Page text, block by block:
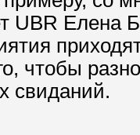
UBR Елена
чтобы
свиданий.